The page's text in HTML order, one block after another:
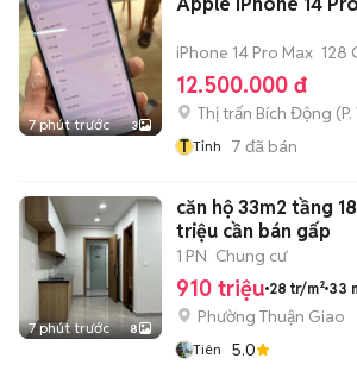
7 phút trước 3
iPhone 14 Pro Max 128
12.500.000 đ
Thị trấn Bích Động (
T Tỉnh 7 đã bán
7 phút trước 8
căn hộ 33m2 tầng
triệu cần bán gấp
1 PN Chung cư
910 triệu 28 tr/m² 33
Phường Thuận Giao
Tiên 5.0